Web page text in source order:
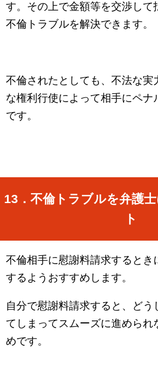
す。その上で金額等を交渉して
不倫トラブルを解決できます。
不倫されたとしても、不法な実
な権利行使によって相手にペナ
です。
13 ．不倫トラブルを弁護
ト
不倫相手に慰謝料請求するとき
するようおすすめします。
自分で慰謝料請求すると、どう
てしまってスムーズに進められ
めです。